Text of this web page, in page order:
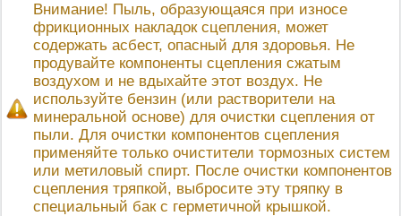
Внимание! Пыль, образующаяся при износе
фрикционных накладок сцепления, может
содержать асбест, опасный для здоровья. Не
продувайте компоненты сцепления сжатым
воздухом и не вдыхайте этот воздух. Не
используйте бензин (или растворители на
минеральной основе) для очистки сцепления от
пыли. Для очистки компонентов сцепления
применяйте только очистители тормозных систем
или метиловый спирт. После очистки компонентов
сцепления тряпкой, выбросите эту тряпку в
специальный бак с герметичной крышкой.